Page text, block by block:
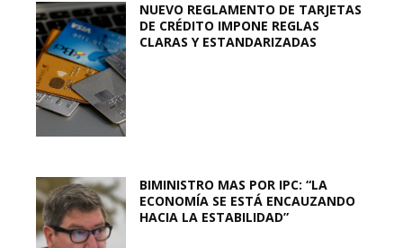
NUEVO REGLAMENTO DE TARJETAS
DE CRÉDITO IMPONE REGLAS
CLARAS Y ESTANDARIZADAS
BIMINISTRO MAS POR IPC: “LA
ECONOMÍA SE ESTÁ ENCAUZANDO
HACIA LA ESTABILIDAD”